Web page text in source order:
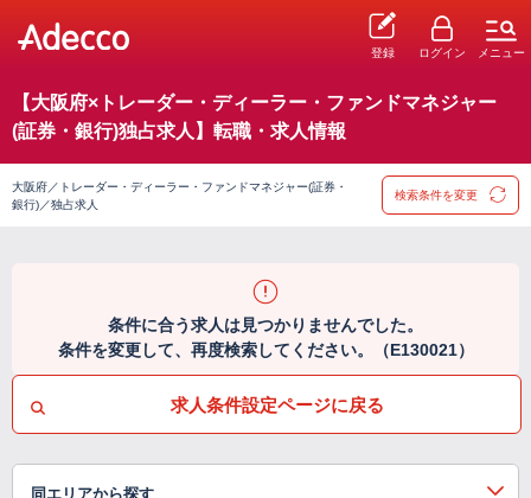
登録 ログイン メニュー
【大阪府×トレーダー・ディーラー・ファンドマネジャー
(証券・銀行)独占求人】転職・求人情報
大阪府／トレーダー・ディーラー・ファンドマネジャー(証券・
銀行)／独占求人
検索条件を変更
条件に合う求人は見つかりませんでした。
条件を変更して、再度検索してください。（E130021）
求人条件設定ページに戻る
同エリアから探す